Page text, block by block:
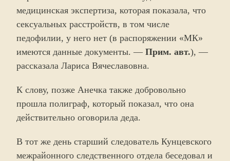
медицинская экспертиза, которая показала, что
сексуальных расстройств, в том числе
педофилии, у него нет (в распоряжении «МК»
имеются данные документы. — Прим. авт.), —
рассказала Лариса Вячеславовна.
К слову, позже Анечка также добровольно
прошла полиграф, который показал, что она
действительно оговорила деда.
В тот же день старший следователь Кунцевского
межрайонного следственного отдела беседовал и